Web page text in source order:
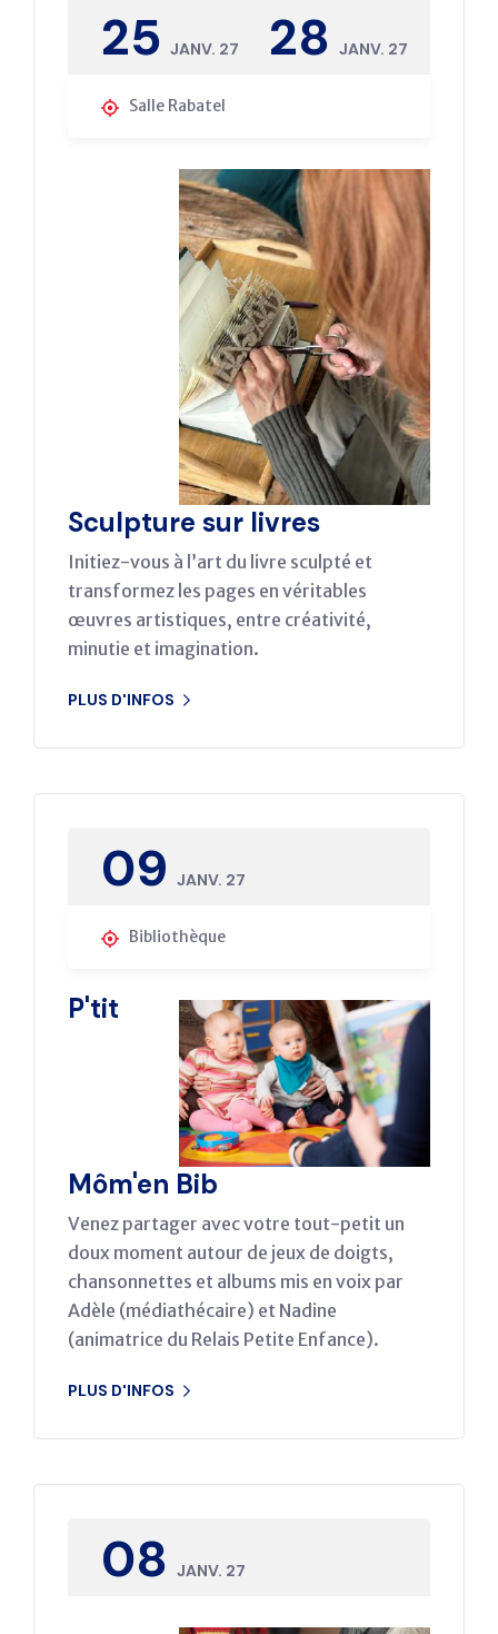
25 JANV. 27 28 JANV. 27
Salle Rabatel
Sculpture sur livres
Initiez-vous à l’art du livre sculpté et
transformez les pages en véritables
œuvres artistiques, entre créativité,
minutie et imagination.
PLUS D'INFOS
09 JANV. 27
Bibliothèque
P'tit
Môm'en Bib
Venez partager avec votre tout-petit un
doux moment autour de jeux de doigts,
chansonnettes et albums mis en voix par
Adèle (médiathécaire) et Nadine
(animatrice du Relais Petite Enfance).
PLUS D'INFOS
08 JANV. 27